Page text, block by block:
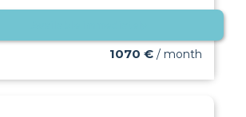
1070 € / month